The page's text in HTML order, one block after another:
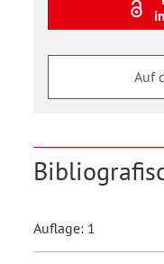
Auf
Auflage: 1